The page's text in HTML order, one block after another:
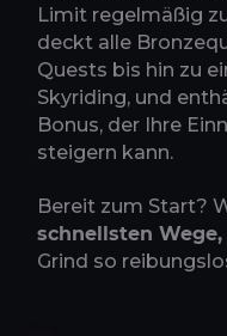
Limit regelmäßig
deckt alle
Quests bis hin zu
Skyriding, und
Bonus, der Ihre
steigern kann.
Bereit zum Start?
schnellsten
Grind so